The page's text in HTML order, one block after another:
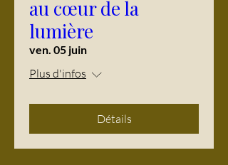
au cœur de la
lumière
ven. 05 juin
Plus d'infos
Détails